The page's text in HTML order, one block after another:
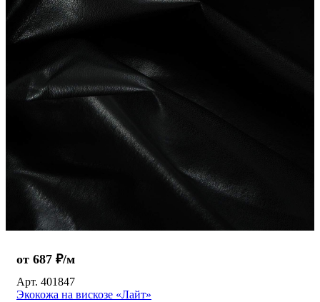
от 687 ₽/м
Арт. 401847
Экокожа на вискозе «Лайт»